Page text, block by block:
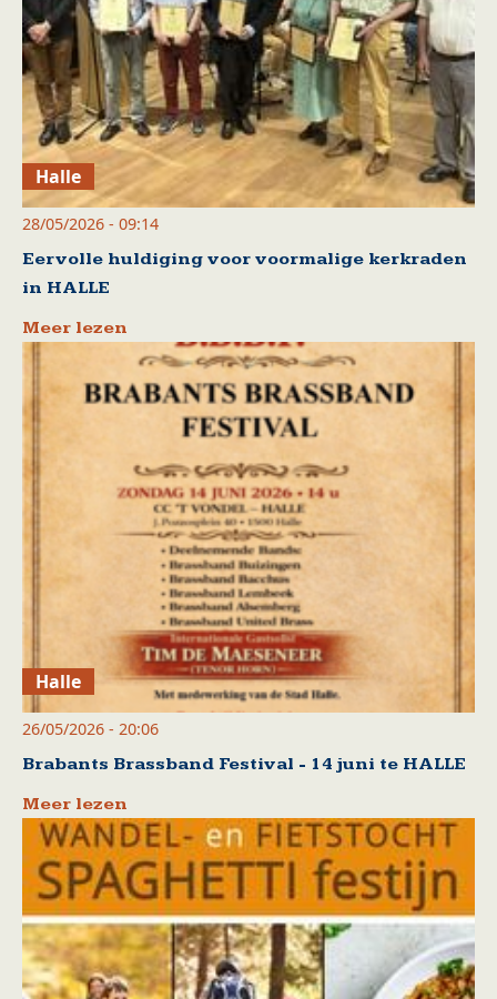
Halle
28/05/2026 - 09:14
Eervolle huldiging voor voormalige kerkraden
in HALLE
Meer lezen
Halle
26/05/2026 - 20:06
Brabants Brassband Festival - 14 juni te HALLE
Meer lezen